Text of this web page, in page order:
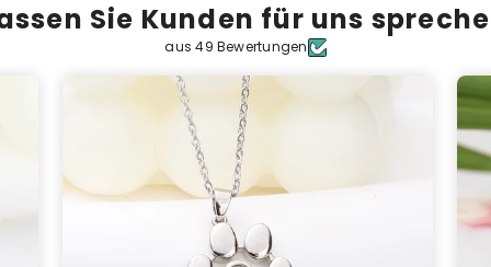
Sie Kunden für uns
aus 49 Bewertungen